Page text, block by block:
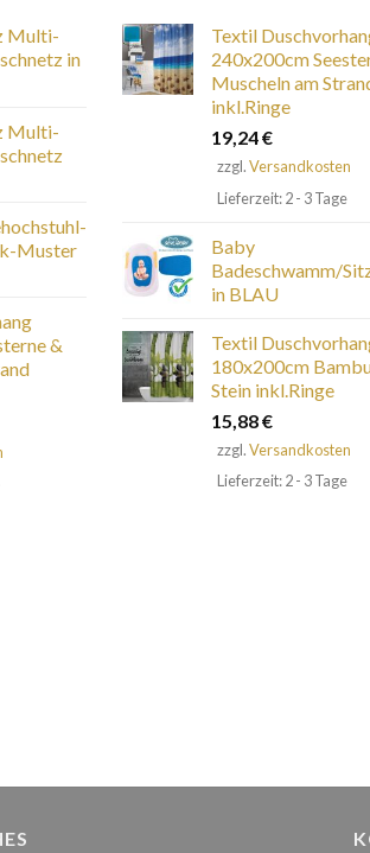
Multi-
in
Multi-
Muster
&
Textil
240x200cm
Muscheln am
inkl.Ringe
19,24€
zzgl.Versandkosten
Lieferzeit: 2 - 3 Tage
Baby
Badeschwamm/
in BLAU
Textil
180x200cm
Stein inkl.Ringe
15,88€
zzgl.Versandkosten
Lieferzeit: 2 - 3 Tage